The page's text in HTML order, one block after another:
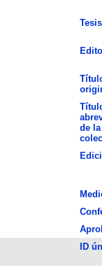
Tesis
de la
ID